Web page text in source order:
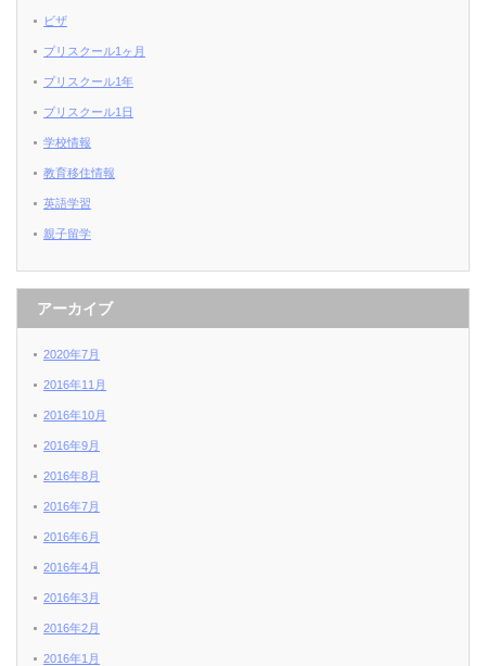
ビザ
プリスクール1ヶ月
プリスクール1年
プリスクール1日
学校情報
教育移住情報
英語学習
親子留学
アーカイブ
2020年7月
2016年11月
2016年10月
2016年9月
2016年8月
2016年7月
2016年6月
2016年4月
2016年3月
2016年2月
2016年1月